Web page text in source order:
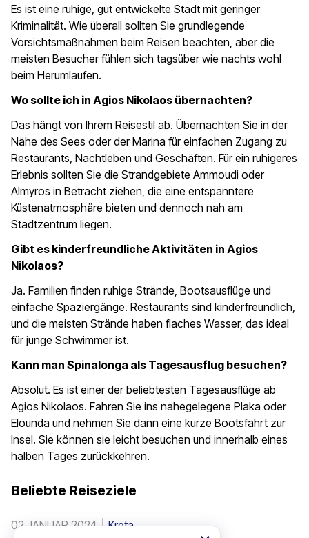
Es ist eine ruhige, gut entwickelte Stadt mit geringer
Kriminalität. Wie überall sollten Sie grundlegende
Vorsichtsmaßnahmen beim Reisen beachten, aber die
meisten Besucher fühlen sich tagsüber wie nachts wohl
beim Herumlaufen.
Wo sollte ich in Agios Nikolaos übernachten?
Das hängt von Ihrem Reisestil ab. Übernachten Sie in der
Nähe des Sees oder der Marina für einfachen Zugang zu
Restaurants, Nachtleben und Geschäften. Für ein ruhigeres
Erlebnis sollten Sie die Strandgebiete Ammoudi oder
Almyros in Betracht ziehen, die eine entspanntere
Küstenatmosphäre bieten und dennoch nah am
Stadtzentrum liegen.
Gibt es kinderfreundliche Aktivitäten in Agios
Nikolaos?
Ja. Familien finden ruhige Strände, Bootsausflüge und
einfache Spaziergänge. Restaurants sind kinderfreundlich,
und die meisten Strände haben flaches Wasser, das ideal
für junge Schwimmer ist.
Kann man Spinalonga als Tagesausflug besuchen?
Absolut. Es ist einer der beliebtesten Tagesausflüge ab
Agios Nikolaos. Fahren Sie ins nahegelegene Plaka oder
Elounda und nehmen Sie dann eine kurze Bootsfahrt zur
Insel. Sie können sie leicht besuchen und innerhalb eines
halben Tages zurückkehren.
Beliebte Reiseziele
02 JANUAR 2024 Kreta